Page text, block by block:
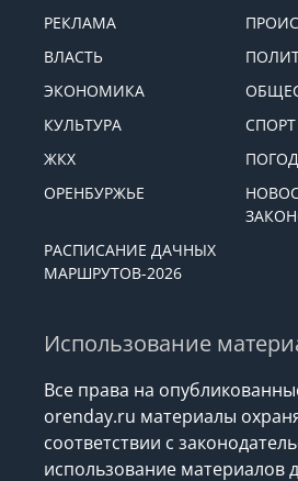
РЕКЛАМА
ВЛАСТЬ
ЭКОНОМИКА
КУЛЬТУРА
СПОРТ
ЖКХ
ОРЕНБУРЖЬЕ
РАСПИСАНИЕ ДАЧНЫХ
МАРШРУТОВ-2026
Использование
Все права на
orenday.ru материалы
соответствии с
использование материалов